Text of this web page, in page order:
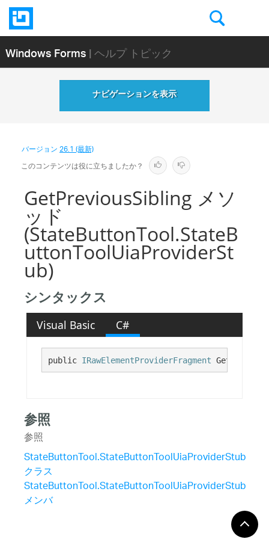
Windows Forms| ヘルプ トピック
ナビゲーションを表示
バージョン26.1 (最新)
このコンテンツは役に立ちましたか？
GetPreviousSibling メソ
ッド
(StateButtonTool.StateB
uttonToolUiaProviderSt
ub)
シンタックス
Visual Basic C#
public IRawElementProviderFragment
参照
参照
StateButtonTool.StateButtonToolUiaProviderStub
クラス
StateButtonTool.StateButtonToolUiaProviderStub
メンバ